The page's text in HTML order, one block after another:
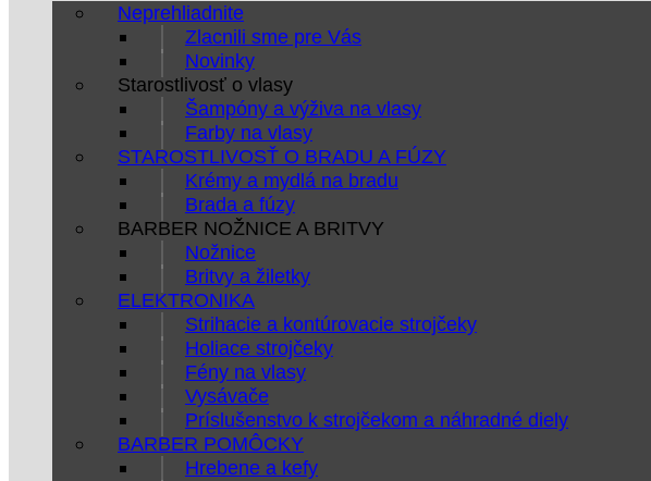
Neprehliadnite
Zlacnili sme pre Vás
Novinky
Starostlivosť o vlasy
Šampóny a výživa na vlasy
Farby na vlasy
STAROSTLIVOSŤ O BRADU A FÚZY
Krémy a mydlá na bradu
Brada a fúzy
BARBER NOŽNICE A BRITVY
Nožnice
Britvy a žiletky
ELEKTRONIKA
Strihacie a kontúrovacie strojčeky
Holiace strojčeky
Fény na vlasy
Vysávače
Príslušenstvo k strojčekom a náhradné diely
BARBER POMÔCKY
Hrebene a kefy